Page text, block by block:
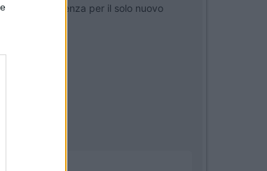
MPPT di potenza per il solo nuovo
ricarica.